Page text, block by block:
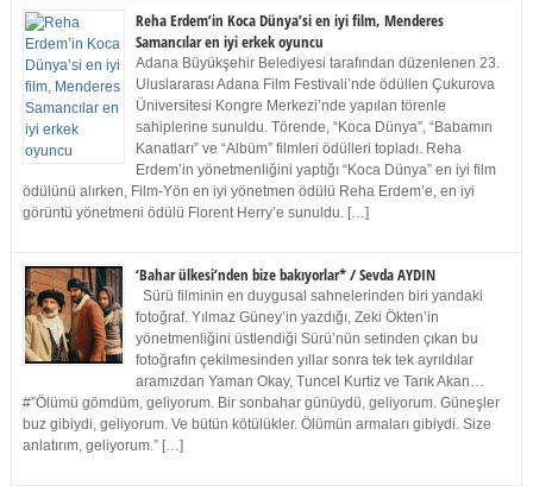
Reha Erdem’in Koca Dünya’si en iyi film, Menderes
Samancılar en iyi erkek oyuncu
Adana Büyükşehir Belediyesi tarafından düzenlenen 23.
Uluslararası Adana Film Festivali’nde ödüllen Çukurova
Üniversitesi Kongre Merkezi’nde yapılan törenle
sahiplerine sunuldu. Törende, “Koca Dünya”, “Babamın
Kanatları” ve “Albüm” filmleri ödülleri topladı. Reha
Erdem’in yönetmenliğini yaptığı “Koca Dünya” en iyi film
ödülünü alırken, Film-Yön en iyi yönetmen ödülü Reha Erdem’e, en iyi
görüntü yönetmeni ödülü Florent Herry’e sunuldu. […]
‘Bahar ülkesi’nden bize bakıyorlar* / Sevda AYDIN
Sürü filminin en duygusal sahnelerinden biri yandaki
fotoğraf. Yılmaz Güney’in yazdığı, Zeki Ökten’in
yönetmenliğini üstlendiği Sürü’nün setinden çıkan bu
fotoğrafın çekilmesinden yıllar sonra tek tek ayrıldılar
aramızdan Yaman Okay, Tuncel Kurtiz ve Tarık Akan…
#”Ölümü gömdüm, geliyorum. Bir sonbahar günüydü, geliyorum. Güneşler
buz gibiydi, geliyorum. Ve bütün kötülükler. Ölümün armaları gibiydi. Size
anlatırım, geliyorum.” […]